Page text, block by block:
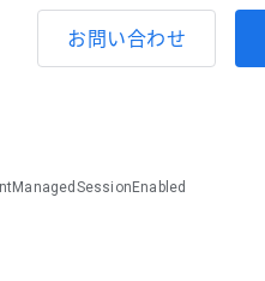
お問い合わせ